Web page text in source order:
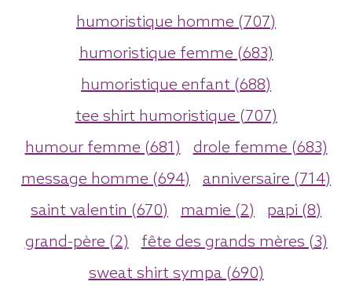
humoristique homme (707)
humoristique femme (683)
humoristique enfant (688)
tee shirt humoristique (707)
humour femme (681)
drole femme (683)
message homme (694)
anniversaire (714)
saint valentin (670)
mamie (2)
papi (8)
grand-père (2)
fête des grands mères (3)
sweat shirt sympa (690)